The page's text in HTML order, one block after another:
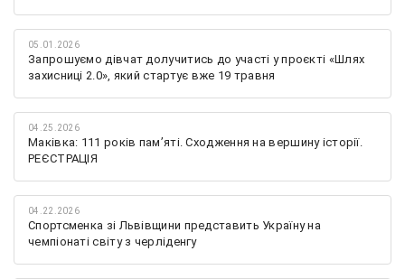
05.01.2026
Запрошуємо дівчат долучитись до участі у проєкті «Шлях
захисниці 2.0», який стартує вже 19 травня
04.25.2026
Маківка: 111 років пам’яті. Сходження на вершину історії.
РЕЄСТРАЦІЯ
04.22.2026
Спортсменка зі Львівщини представить Україну на
чемпіонаті світу з черліденгу